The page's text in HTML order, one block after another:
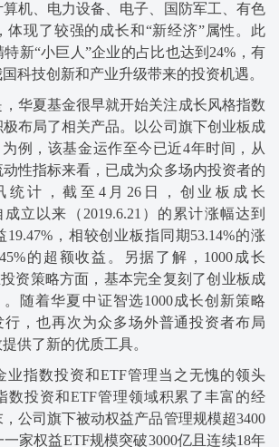
机、电力设备、电子、国防军工、有色
体现了较强的成长和“新经济”属性。此
新“小巨人”企业的占比也达到24%，有
科技创新和产业升级带来的投资机遇。
华夏基金很早就开始关注成长风格指数
布局了相关产品。以公司旗下创业板成
为例，该基金运作至今已近4年时间，从
性指标来看，已成为众多场内投资者的
统计，截至4月26日，创业板成长
成立以来（2019.6.21）的累计涨幅达到
19.47%，相较创业板指同期53.14%的涨
的超额收益。另据了解，1000成长
投资策略方面，基本完全复刻了创业板成
。随着华夏中证智选1000成长创新策略
行，也再次为众多场外普通投资者布局
供了新的优质工具。
业指数投资和ETF管理当之无愧的领头
数投资和ETF管理领域积累了丰富的经
公司旗下被动权益产品管理规模超3400
家权益ETF规模突破3000亿且连续18年